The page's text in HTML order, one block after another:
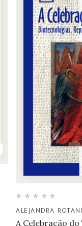
ALEJANDRA
A Celebração